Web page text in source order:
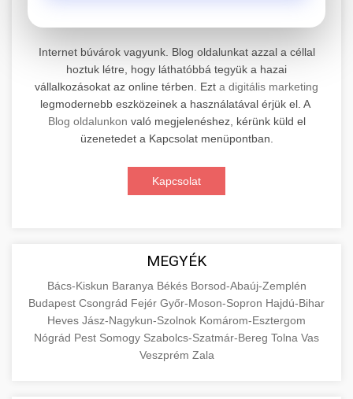
+
Professzionális elektromos roller javítási és
karbantartási szolgáltatások. Szakértő
technikusaink minőségi szervízt nyújtanak
minden jelentős márkához és modellhez.
Szervizközpont Látogatása
📊 2. Online Marketing
Ügynökség
+
beleértve a SEO-t, közösségi média kezelést és
digitális hirdetéseket. Növekedés elérése
aimarketingugynokseg.hu
digitális ügynökségi szolgáltatások
🛴 3. Legjobb Elektromos Roller
legjobb modelleket, funkciókat és árakat
megalapozott vásárlási döntéshez.
Legjobb Modellek Megtekintése
🔗 4. Prémium Linképítés
Magas minőségű backlink beszerzési
szolgáltatások webhelye autoritásának és
keresőmotoros rangsorolásának növeléséhez.
Csak fehér kalapú technikák.
📦 5. Termékek és
Szolgáltatások
+
Internet búvárok vagyunk. Blog oldalunkat azzal a céllal
hoztuk létre, hogy láthatóbbá tegyük a hazai
vállalkozásokat az online térben. Ezt a digitális marketing
legmodernebb eszközeinek a használatával érjük el. A
Blog oldalunkon való megjelenéshez, kérünk küld el
üzenetedet a Kapcsolat menüpontban.
Kapcsolat
MEGYÉK
Bács-Kiskun Baranya Békés Borsod-Abaúj-Zemplén
Budapest Csongrád Fejér Győr-Moson-Sopron Hajdú-Bihar
Heves Jász-Nagykun-Szolnok Komárom-Esztergom
Nógrád Pest Somogy Szabolcs-Szatmár-Bereg Tolna Vas
Veszprém Zala